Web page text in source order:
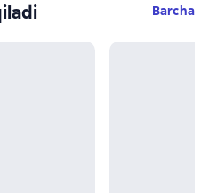
Barcha